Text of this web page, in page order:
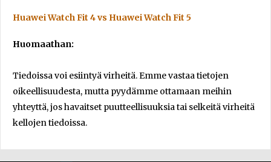
Huawei Watch Fit 4 vs Huawei Watch Fit 5
Huomaathan:
Tiedoissa voi esiintyä virheitä. Emme vastaa tietojen
oikeellisuudesta, mutta pyydämme ottamaan meihin
yhteyttä, jos havaitset puutteellisuuksia tai selkeitä virheitä
kellojen tiedoissa.